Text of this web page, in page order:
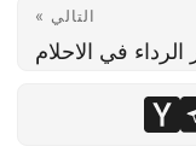
التالي »
في الاحلام